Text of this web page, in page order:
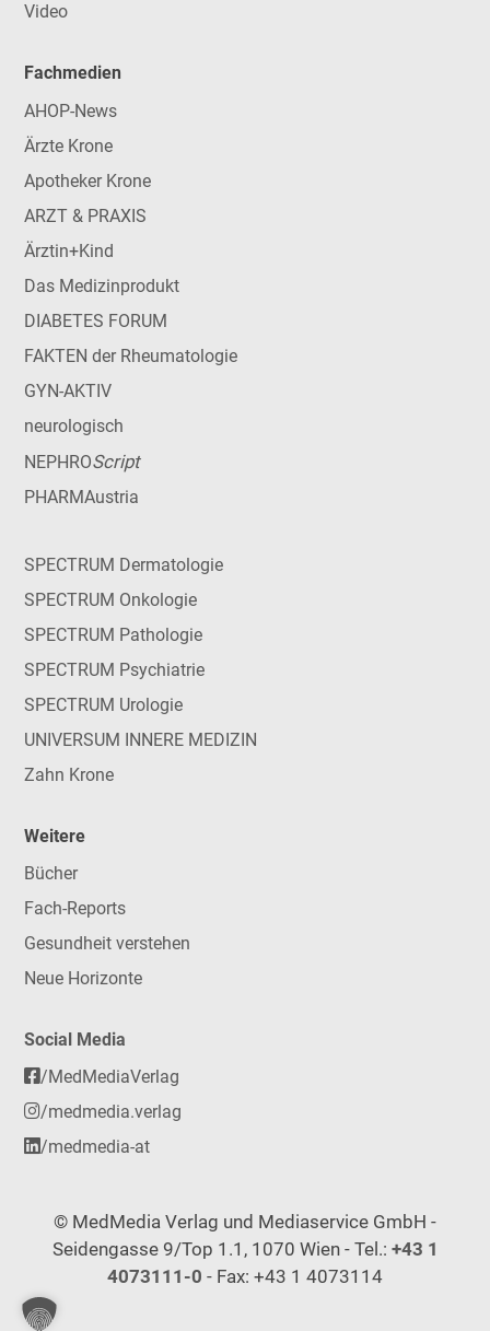
Video
Fachmedien
AHOP-News
Ärzte Krone
Apotheker Krone
ARZT & PRAXIS
Ärztin+Kind
Das Medizinprodukt
DIABETES FORUM
FAKTEN der Rheumatologie
GYN-AKTIV
neurologisch
NEPHROScript
PHARMAustria
SPECTRUM Dermatologie
SPECTRUM Onkologie
SPECTRUM Pathologie
SPECTRUM Psychiatrie
SPECTRUM Urologie
UNIVERSUM INNERE MEDIZIN
Zahn Krone
Weitere
Bücher
Fach-Reports
Gesundheit verstehen
Neue Horizonte
Social Media
/MedMediaVerlag
/medmedia.verlag
/medmedia-at
© MedMedia Verlag und Mediaservice GmbH -
Seidengasse 9/Top 1.1, 1070 Wien - Tel.: +43 1
4073111-0 - Fax: +43 1 4073114